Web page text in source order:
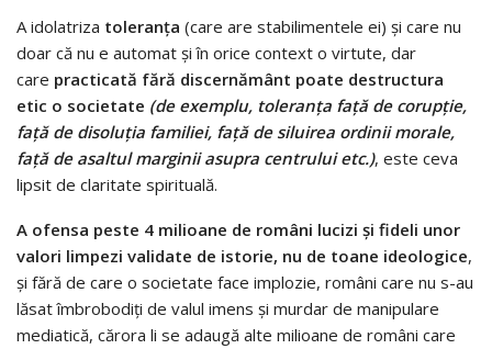
A idolatriza toleranța (care are stabilimentele ei) și care nu
doar că nu e automat și în orice context o virtute, dar
care practicată fără discernământ poate destructura
etic o societate (de exemplu, toleranța față de corupție,
față de disoluția familiei, față de siluirea ordinii morale,
față de asaltul marginii asupra centrului etc.), este ceva
lipsit de claritate spirituală.
A ofensa peste 4 milioane de români lucizi și fideli unor
valori limpezi validate de istorie, nu de toane ideologice,
și fără de care o societate face implozie, români care nu s-au
lăsat îmbrobodiți de valul imens și murdar de manipulare
mediatică, cărora li se adaugă alte milioane de români care